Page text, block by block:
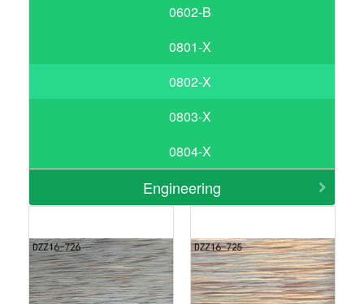
0602-B
0801-X
0802-X
0803-X
0804-X
Engineering